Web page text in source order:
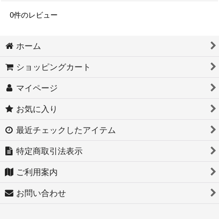
0件のレビュー
ホーム
ショッピングカート
マイページ
お気に入り
最近チェックしたアイテム
特定商取引法表示
ご利用案内
お問い合わせ